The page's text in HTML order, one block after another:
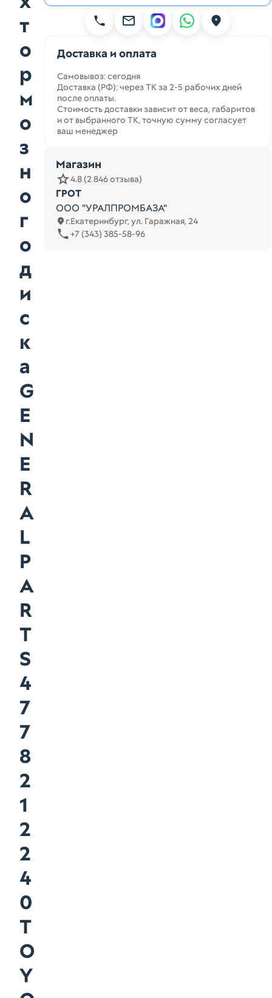
т
о
р
м
о
з
н
о
г
о
д
и
с
к
а
G
E
N
E
R
A
L
P
A
R
T
S
4
7
7
8
2
1
2
2
4
0
T
O
Y
Доставка и оплата
Самовывоз: сегодня
Доставка (РФ): через ТК за 2-5 рабочих дней
после оплаты.
Стоимость доставки зависит от веса, габаритов
и от выбранного ТК, точную сумму согласует
ваш менеджер
Магазин
4.8 (2 846 отзыва)
ГРОТ
ООО "УРАЛПРОМБАЗА"
г.Екатеринбург, ул. Гаражная, 24
+7 (343) 385-58-96